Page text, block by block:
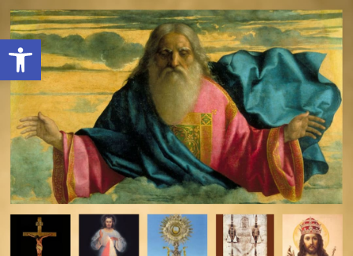
Open toolbar
deomeo-logo
Utwórz konto
Zaloguj